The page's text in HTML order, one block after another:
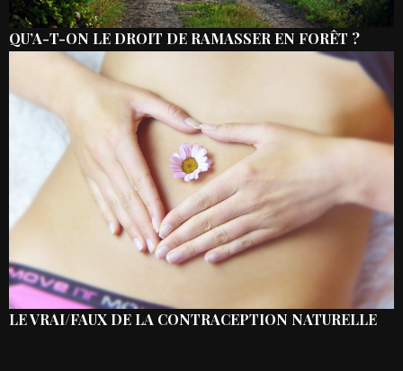
QU’A-T-ON LE DROIT DE RAMASSER EN FORÊT ?
LE VRAI/FAUX DE LA CONTRACEPTION NATURELLE